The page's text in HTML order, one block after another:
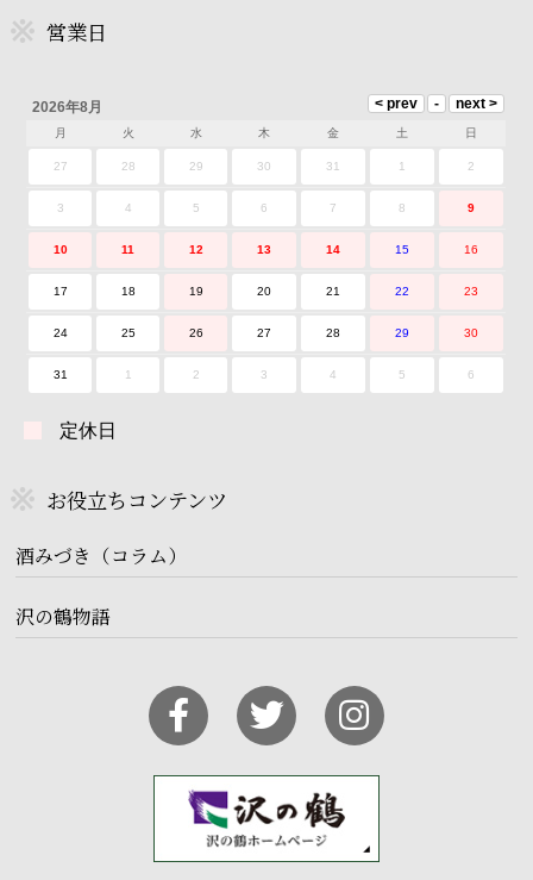
営業日
2026年8月
月 火 水 木 金 土 日
27 28 29 30 31 1 2
3 4 5 6 7 8 9
10 11 12 13 14 15 16
17 18 19 20 21 22 23
24 25 26 27 28 29 30
31 1 2 3 4 5 6
定休日
お役立ちコンテンツ
酒みづき（コラム）
沢の鶴物語